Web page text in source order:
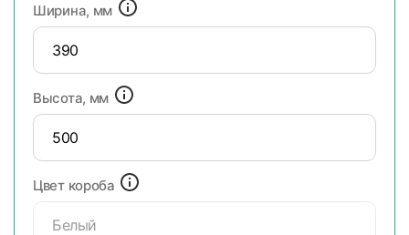
Ширина, мм
Высота, мм
Цвет короба
Белый